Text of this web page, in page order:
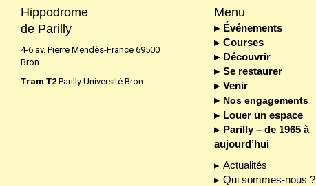
Hippodrome
de Parilly
4-6 av. Pierre Mendès-France 69500
Bron
Tram T2Parilly Université Bron
Menu
Événements
Courses
Découvrir
Se restaurer
Venir
Nos engagements
Louer un espace
Parilly – de 1965 à
aujourd’hui
Actualités
Qui sommes-nous ?